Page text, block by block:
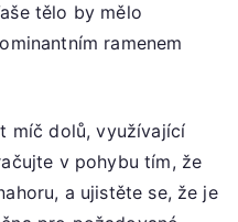
tělo by mělo
ramenem
míč dolů, využívající
v pohybu tím, že
a ujistěte se, že je